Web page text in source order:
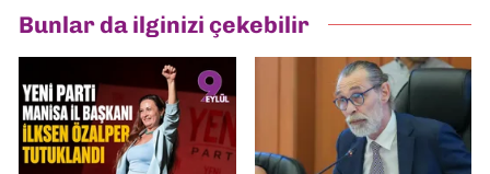
Bunlar da ilginizi çekebilir